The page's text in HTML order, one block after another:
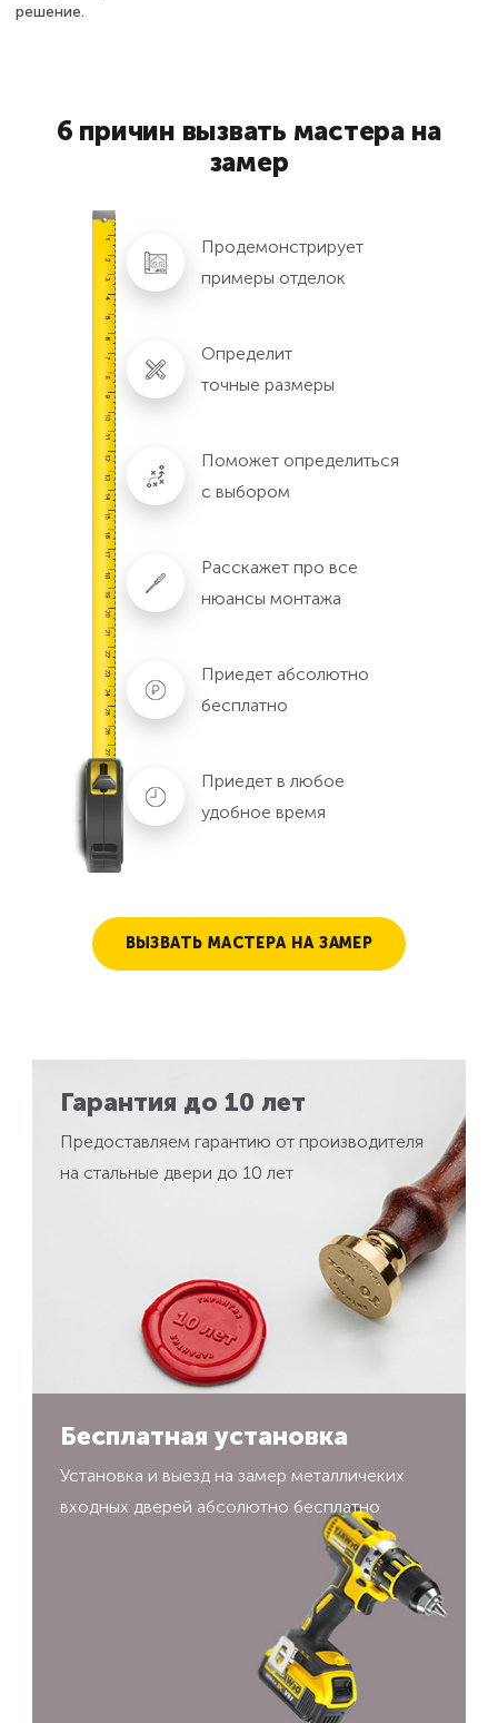
решение.
6 причин вызвать мастера на
замер
Продемонстрирует
примеры отделок
Определит
точные размеры
Поможет определиться
с выбором
Расскажет про все
нюансы монтажа
Приедет абсолютно
бесплатно
Приедет в любое
удобное время
ВЫЗВАТЬ МАСТЕРА НА ЗАМЕР
Гарантия до 10 лет
Предоставляем гарантию от производителя
на стальные двери до 10 лет
Бесплатная установка
Установка и выезд на замер металличеких
входных дверей абсолютно бесплатно